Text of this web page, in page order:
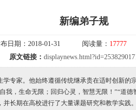
新编弟子规
日期： 2018-01-31 阅读量： 17777
原文链接：
专家。他始终遵循传统继承贵在适时创新
我，生命无限；回归心灵，智慧无限！”“道
长期在高校进行了大量课题研究和教学实